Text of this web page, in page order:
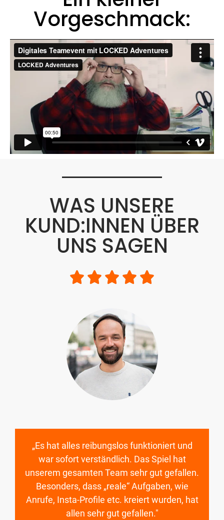
Vorgeschmack:
WAS UNSERE
KUND:INNEN ÜBER
UNS SAGEN
    
„Es hat alles reibungslos funktioniert und
war sofort verständlich. Das Spiel hat
unserem gesamten Team sehr gut gefallen.
Besonders, dass „reale“ Aufgaben, wie
Anrufe, Insta-Profile etc. kreiert wurden, hat
allen sehr gut gefallen."